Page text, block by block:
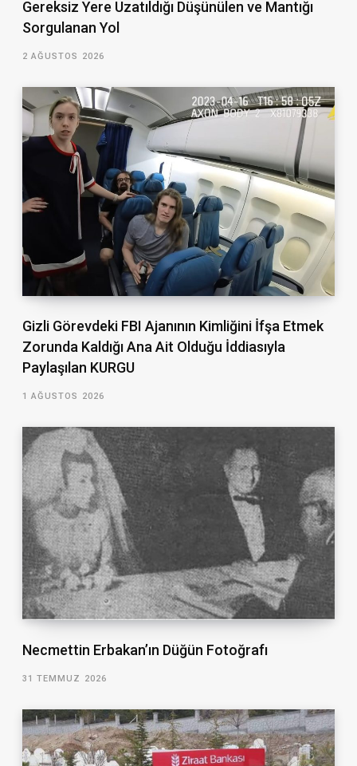
Gereksiz Yere Uzatıldığı Düşünülen ve Mantığı
Sorgulanan Yol
2 AĞUSTOS 2026
Gizli Görevdeki FBI Ajanının Kimliğini İfşa Etmek
Zorunda Kaldığı Ana Ait Olduğu İddiasıyla
Paylaşılan KURGU
1 AĞUSTOS 2026
Necmettin Erbakan’ın Düğün Fotoğrafı
31 TEMMUZ 2026